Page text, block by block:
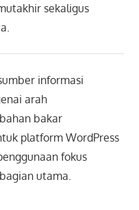
sekaligus
informasi
arah
bakar
platform WordPress
fokus
utama.